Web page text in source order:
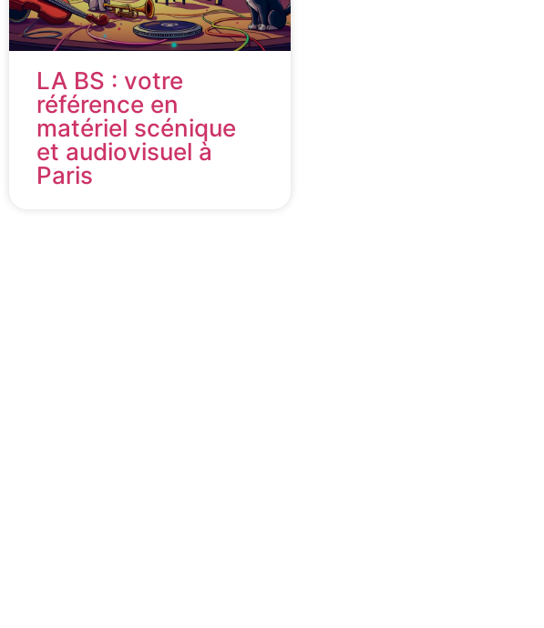
LA BS : votre
référence en
matériel scénique
et audiovisuel à
Paris